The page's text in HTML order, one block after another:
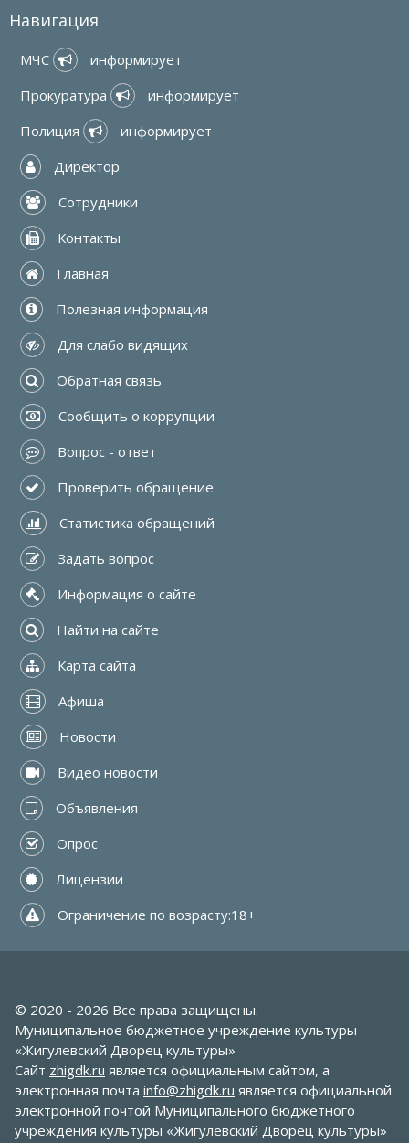
Навигация
МЧС
информирует
Прокуратура
информирует
Полиция
информирует
Директор
Сотрудники
Контакты
Главная
Полезная информация
Для слабо видящих
Обратная связь
Сообщить о коррупции
Вопрос - ответ
Проверить обращение
Статистика обращений
Задать вопрос
Информация о сайте
Найти на сайте
Карта сайта
Афиша
Новости
Видео новости
Объявления
Опрос
Лицензии
Ограничение по возрасту:18+
© 2020 - 2026 Все права защищены.
Муниципальное бюджетное учреждение культуры
«Жигулевский Дворец культуры»
Сайт zhigdk.ru является официальным сайтом, а
электронная почта info@zhigdk.ru является официальной
электронной почтой Муниципального бюджетного
учреждения культуры «Жигулевский Дворец культуры»